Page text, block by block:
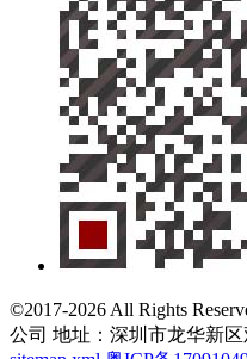
©2017-2026 All Rights
公司 地址：深圳市龙华新